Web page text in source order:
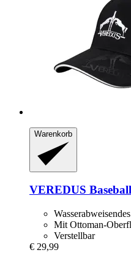
Warenkorb
VEREDUS
Mit Ottoman-
Verstellbar
€ 29,99